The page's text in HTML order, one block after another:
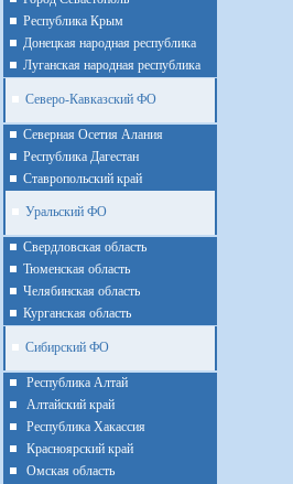
Республика Крым
Донецкая народная республика
Луганская народная республика
Северо-Кавказский ФО
Северная Осетия Алания
Республика Дагестан
Ставропольский край
Уральский ФО
Cвердловская область
Тюменская область
Челябинская область
Курганская область
Сибирский ФО
Республика Алтай
Алтайcкий край
Республика Хакассия
Красноярский край
Омская область